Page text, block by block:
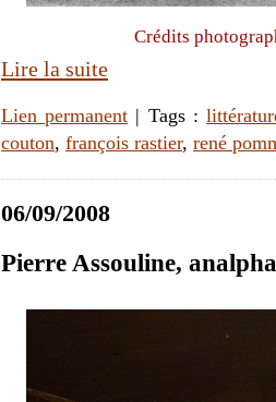
Crédits
Lire la suite
Lien permanent | Tags :
couton, françois rastier, rené
06/09/2008
Pierre Assouline,